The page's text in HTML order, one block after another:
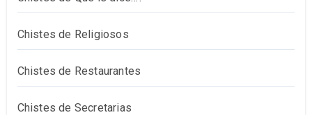
Chistes de Religiosos
Chistes de Restaurantes
Chistes de Secretarias